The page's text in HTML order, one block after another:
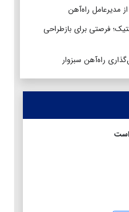
مدیرعامل راه‌آهن
فرصتی برای بازطراحی
راه‌آهن سبزوار
است